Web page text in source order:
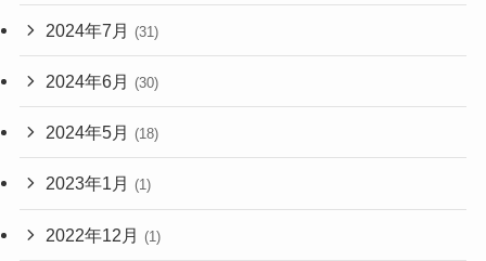
2024年7月 (31)
2024年6月 (30)
2024年5月 (18)
2023年1月 (1)
2022年12月 (1)